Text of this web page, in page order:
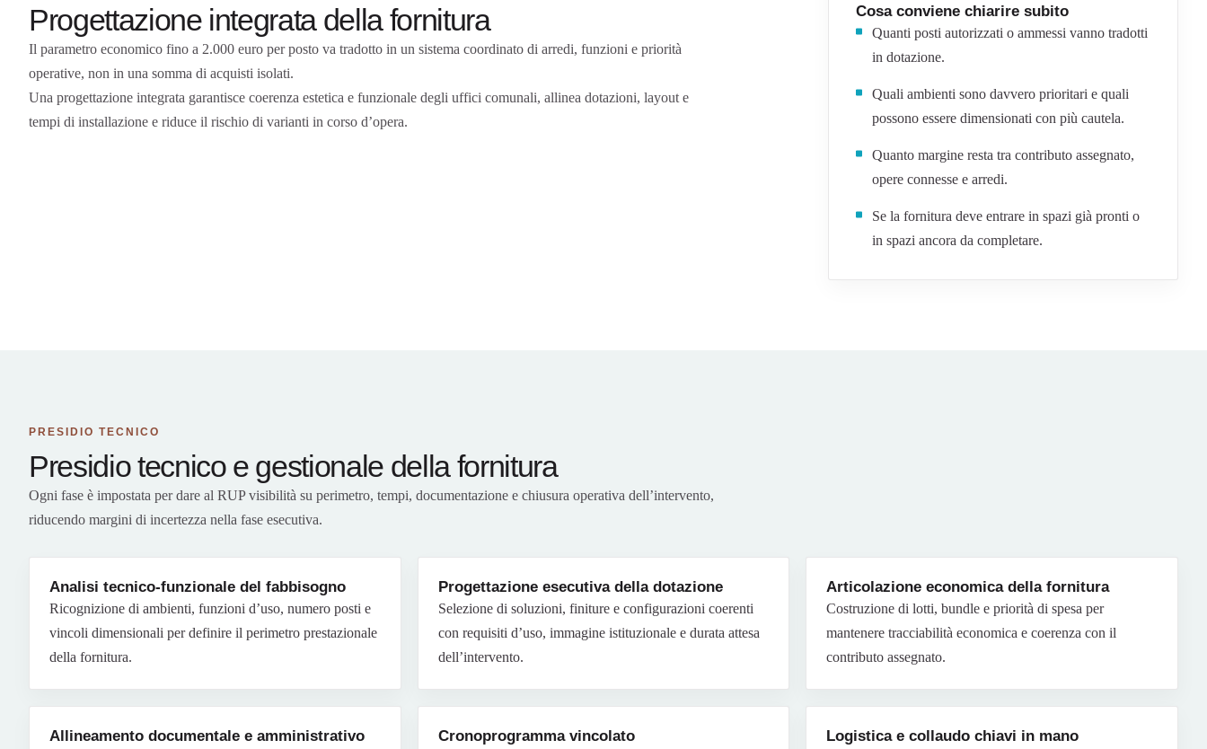
Progettazione integrata della fornitura
Il parametro economico fino a 2.000 euro per posto va tradotto in un sistema coordinato di arredi, funzioni e priorità
operative, non in una somma di acquisti isolati.
Una progettazione integrata garantisce coerenza estetica e funzionale degli uffici comunali, allinea dotazioni, layout e
tempi di installazione e riduce il rischio di varianti in corso d’opera.
Cosa conviene chiarire subito
Quanti posti autorizzati o ammessi vanno tradotti
in dotazione.
Quali ambienti sono davvero prioritari e quali
possono essere dimensionati con più cautela.
Quanto margine resta tra contributo assegnato,
opere connesse e arredi.
Se la fornitura deve entrare in spazi già pronti o
in spazi ancora da completare.
PRESIDIO TECNICO
Presidio tecnico e gestionale della fornitura
Ogni fase è impostata per dare al RUP visibilità su perimetro, tempi, documentazione e chiusura operativa dell’intervento,
riducendo margini di incertezza nella fase esecutiva.
Analisi tecnico-funzionale del fabbisogno
Ricognizione di ambienti, funzioni d’uso, numero posti e
vincoli dimensionali per definire il perimetro prestazionale
della fornitura.
Progettazione esecutiva della dotazione
Selezione di soluzioni, finiture e configurazioni coerenti
con requisiti d’uso, immagine istituzionale e durata attesa
dell’intervento.
Articolazione economica della fornitura
Costruzione di lotti, bundle e priorità di spesa per
mantenere tracciabilità economica e coerenza con il
contributo assegnato.
Allineamento documentale e amministrativo Cronoprogramma vincolato Logistica e collaudo chiavi in mano